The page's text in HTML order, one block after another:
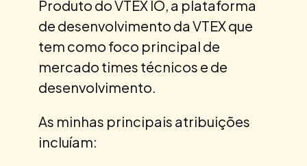
Produto do VTEX IO, a plataforma
de desenvolvimento da VTEX que
tem como foco principal de
mercado times técnicos e de
desenvolvimento.
As minhas principais atribuições
incluíam: